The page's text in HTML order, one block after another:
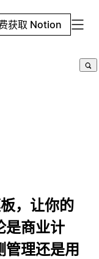
获取 Notion
，让你的
是商业计
理还是用